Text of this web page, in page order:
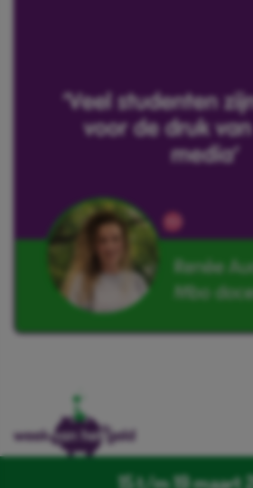
15 t/m 19 maart